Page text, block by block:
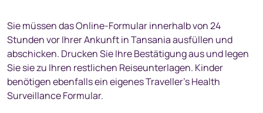
Sie müssen das Online-Formular innerhalb von 24
Stunden vor Ihrer Ankunft in Tansania ausfüllen und
abschicken. Drucken Sie Ihre Bestätigung aus und legen
Sie sie zu Ihren restlichen Reiseunterlagen. Kinder
benötigen ebenfalls ein eigenes Traveller’s Health
Surveillance Formular.